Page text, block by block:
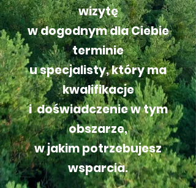
wizytę
w dogodnym dla Ciebie
terminie
u specjalisty, który ma
kwalifikacje
i doświadczenie w tym
obszarze,
w jakim potrzebujesz
wsparcia.